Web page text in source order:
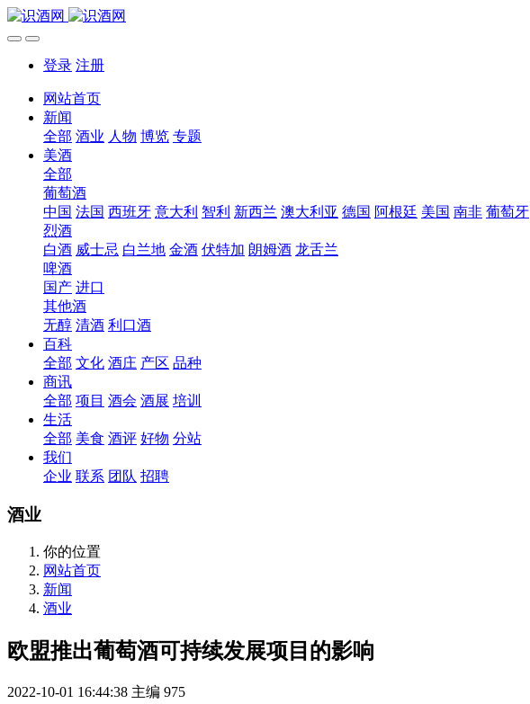
登录 注册
网站首页
新闻
全部 酒业 人物 博览 专题
美酒
全部
葡萄酒
中国 法国 西班牙 意大利 智利 新西兰 澳大利亚 德国 阿根廷 美国 南非 葡萄牙
烈酒
白酒 威士忌 白兰地 金酒 伏特加 朗姆酒 龙舌兰
啤酒
国产 进口
其他酒
无醇 清酒 利口酒
百科
全部 文化 酒庄 产区 品种
商讯
全部 项目 酒会 酒展 培训
生活
全部 美食 酒评 好物 分站
我们
企业 联系 团队 招聘
酒业
你的位置
网站首页
新闻
酒业
欧盟推出葡萄酒可持续发展项目的影响
2022-10-01 16:44:38 主编 975